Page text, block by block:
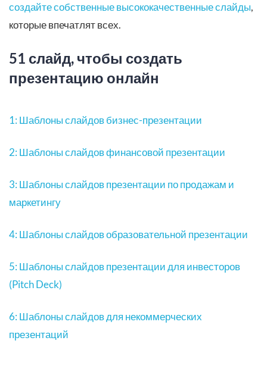
создайте собственные высококачественные слайды,
которые впечатлят всех.
51 слайд, чтобы создать
презентацию онлайн
1: Шаблоны слайдов бизнес-презентации
2: Шаблоныслайдов финансовой презентации
3: Шаблоны слайдов презентации по продажам и
маркетингу
4: Шаблоны слайдов образовательной презентации
5: Шаблоны слайдов презентации для инвесторов
(Pitch Deck)
6: Шаблоны слайдов для некоммерческих
презентаций